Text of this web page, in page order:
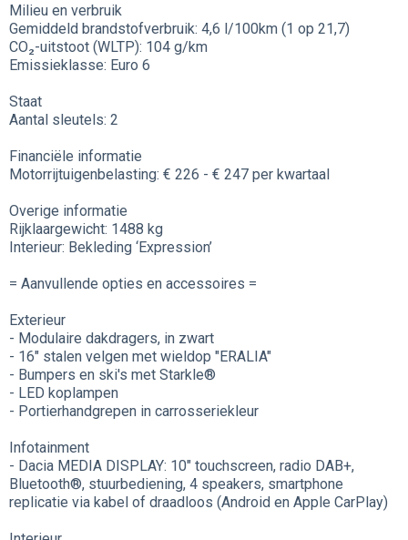
Milieu en verbruik
Gemiddeld brandstofverbruik: 4,6 l/100km (1 op 21,7)
CO₂-uitstoot (WLTP): 104 g/km
Emissieklasse: Euro 6
Staat
Aantal sleutels: 2
Financiële informatie
Motorrijtuigenbelasting: € 226 - € 247 per kwartaal
Overige informatie
Rijklaargewicht: 1488 kg
Interieur: Bekleding ‘Expression’
= Aanvullende opties en accessoires =
Exterieur
- Modulaire dakdragers, in zwart
- 16" stalen velgen met wieldop "ERALIA"
- Bumpers en ski's met Starkle®
- LED koplampen
- Portierhandgrepen in carrosseriekleur
Infotainment
- Dacia MEDIA DISPLAY: 10" touchscreen, radio DAB+,
Bluetooth®, stuurbediening, 4 speakers, smartphone
replicatie via kabel of draadloos (Android en Apple CarPlay)